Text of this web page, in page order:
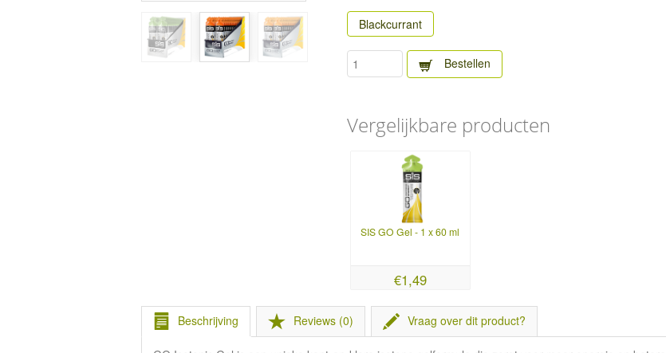
Blackcurrant
Bestellen
Vergelijkbare producten
SIS GO Gel - 1 x 60 ml
€1,49
Beschrijving Reviews (0) Vraag over dit product?